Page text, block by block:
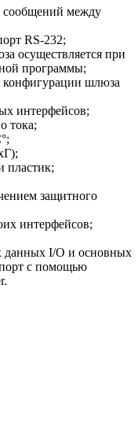
сообщений между
RS-232;
осуществляется при
программы;
конфигурации шлюза
интерфейсов;
тока;
пластик;
защитного
интерфейсов;
данных I/O и основных
порт с помощью